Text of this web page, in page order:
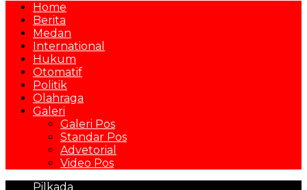
Home
Berita
Medan
International
Hukum
Otomatif
Politik
Olahraga
Galeri
Galeri Pos
Standar Pos
Advetorial
Video Pos
Pilkada